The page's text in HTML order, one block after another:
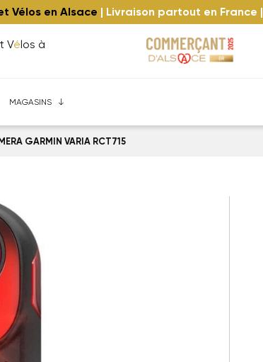
Vélos en Alsace | Livraison partout en France |
Vélos à
MAGASINS
GARMIN VARIA RCT715